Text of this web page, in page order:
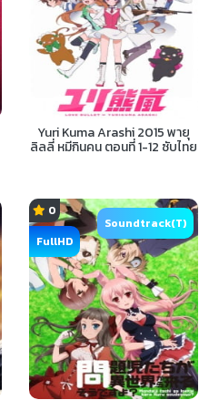
Yuri Kuma Arashi 2015 พายุ
ลิลลี่ หมีกินคน ตอนที่ 1-12 ซับไทย
0
FullHD
Soundtrack(T)